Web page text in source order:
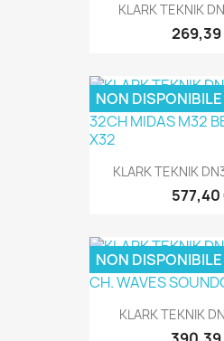
KLARK TEKNIK
269,39
KLARK TEKNIK
577,40
NON DISPONIBILE
KLARK TEKNIK
NON DISPONIBILE